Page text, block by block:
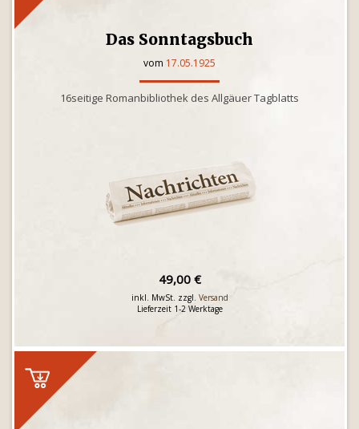
Das Sonntagsbuch
vom 17.05.1925
16seitige Romanbibliothek des Allgäuer Tagblatts
49,00 €
inkl. MwSt. zzgl. Versand
Lieferzeit 1-2 Werktage